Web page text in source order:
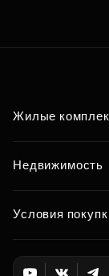
Жилые
Недвижимость
Условия